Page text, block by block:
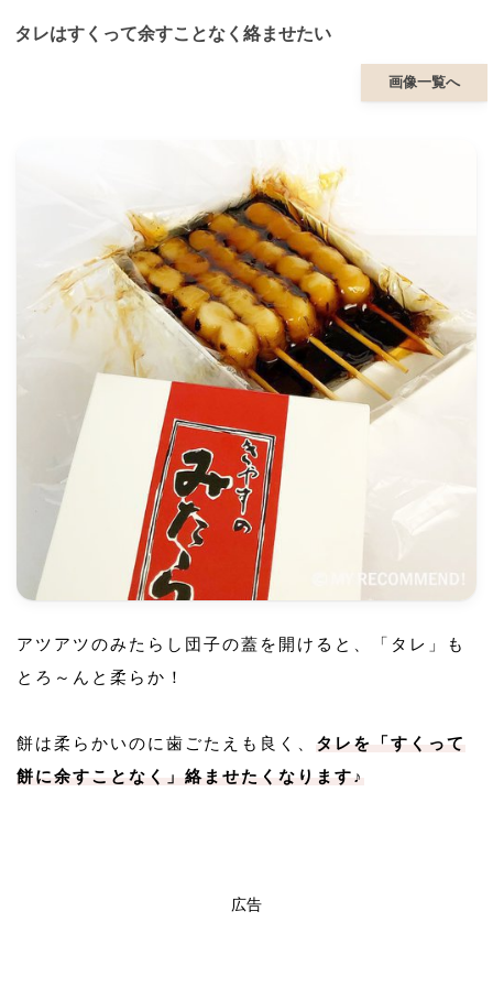
タレはすくって余すことなく絡ませたい
画像一覧へ
アツアツのみたらし団子の蓋を開けると、「タレ」も
とろ～んと柔らか！
餅は柔らかいのに歯ごたえも良く、 タレを「すくって
餅に余すことなく」絡ませたくなります♪
広告